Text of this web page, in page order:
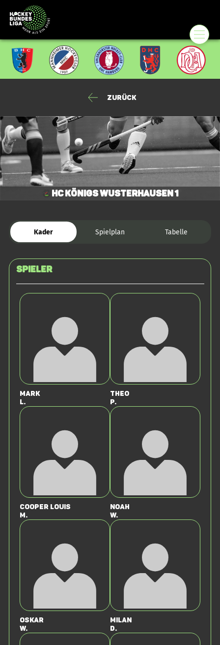
Zurück
HC Königs Wusterhausen 1
Kader Spielplan Tabelle
Spieler
Mark
L.
Theo
P.
Cooper Louis
M.
Noah
W.
Oskar
W.
Milan
D.